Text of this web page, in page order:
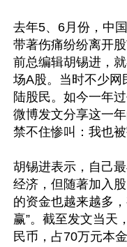
去年5、6月份，中
带著伤痛纷纷离开
前总编辑胡锡进，
场A股。当时不少网
陆股民。如今一年
微博发文分享这一
禁不住惨叫：我也被
胡锡进表示，自己
经济，但随著加入
的资金也越来越多
赢”。截至发文当天
民币，占70万元本